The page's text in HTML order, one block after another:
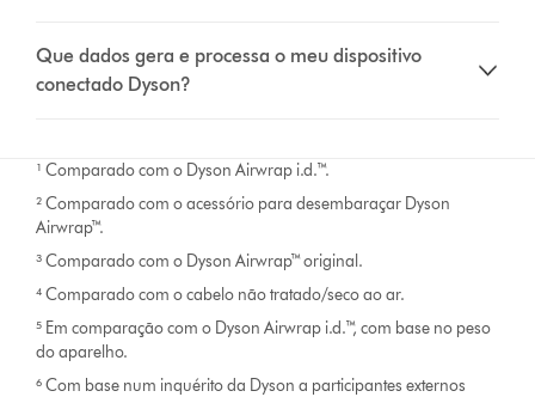
Que dados gera e processa o meu dispositivo
conectado Dyson?
¹ Comparado com o Dyson Airwrap i.d.™.
² Comparado com o acessório para desembaraçar Dyson
Airwrap™.
³ Comparado com o Dyson Airwrap™ original.
⁴ Comparado com o cabelo não tratado/seco ao ar.
⁵ Em comparação com o Dyson Airwrap i.d.™, com base no peso
do aparelho.
⁶ Com base num inquérito da Dyson a participantes externos